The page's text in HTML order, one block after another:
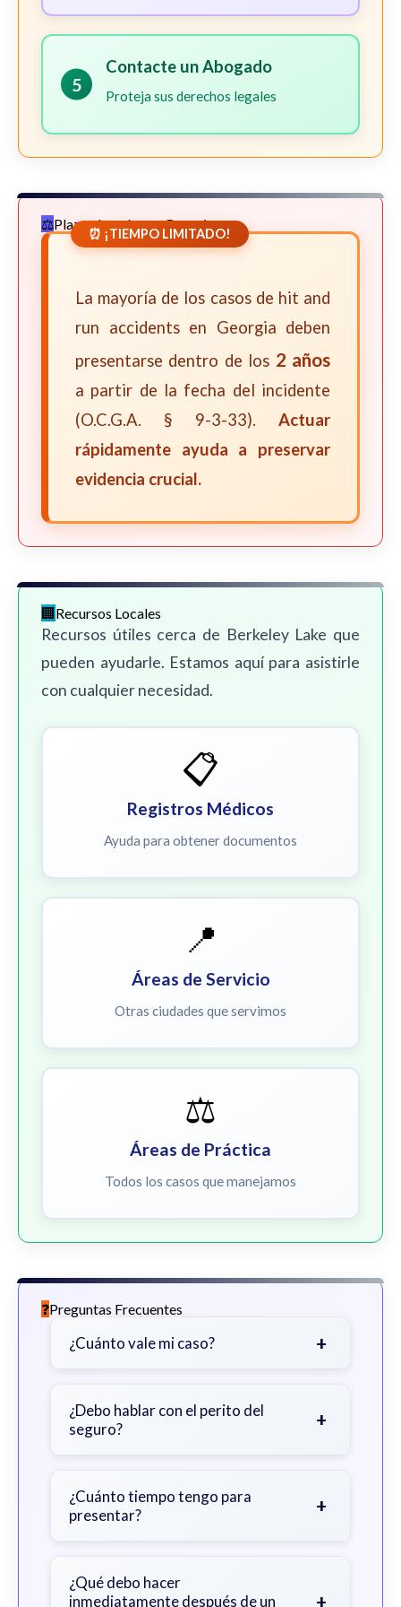
5
Contacte un Abogado
Proteja sus derechos legales
Plazos Legales en Georgia
⏰ ¡TIEMPO LIMITADO!
La mayoría de los casos de hit and
run accidents en Georgia deben
presentarse dentro de los 2 años
a partir de la fecha del incidente
(O.C.G.A. § 9-3-33). Actuar
rápidamente ayuda a preservar
evidencia crucial.
Recursos Locales
Recursos útiles cerca de Berkeley Lake que
pueden ayudarle. Estamos aquí para asistirle
con cualquier necesidad.
📋
Registros Médicos
Ayuda para obtener documentos
📍
Áreas de Servicio
Otras ciudades que servimos
⚖️
Áreas de Práctica
Todos los casos que manejamos
Preguntas Frecuentes
¿Cuánto vale mi caso? +
gravedad de sus lesiones, facturas
médicas, tiempo fuera del trabajo y
¿Debo hablar con el perito del
seguro?
+
primero con un abogado para evitar
declaraciones que perjudiquen su
¿Cuánto tiempo tengo para
presentar?
+
con excepciones. Consulte para
¿Qué debo hacer
inmediatamente después de un
+